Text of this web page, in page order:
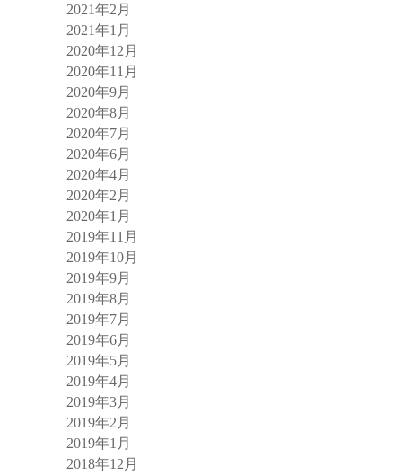
2021年2月
2021年1月
2020年12月
2020年11月
2020年9月
2020年8月
2020年7月
2020年6月
2020年4月
2020年2月
2020年1月
2019年11月
2019年10月
2019年9月
2019年8月
2019年7月
2019年6月
2019年5月
2019年4月
2019年3月
2019年2月
2019年1月
2018年12月